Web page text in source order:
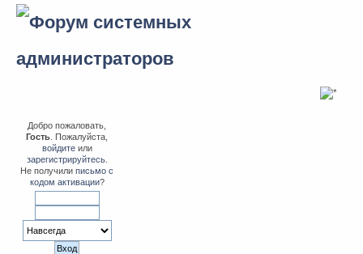
Добро пожаловать,
Гость . Пожалуйста,
войдитеили
зарегистрируйтесь.
Не получилиписьмо с
кодом активации?